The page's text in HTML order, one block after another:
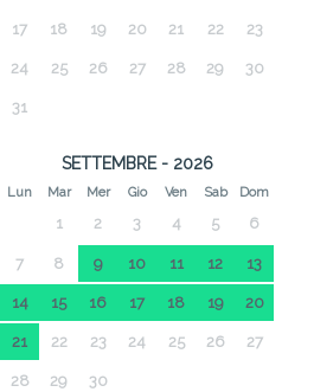
17 18 19 20 21 22 23
24 25 26 27 28 29 30
31
SETTEMBRE - 2026
Lun Mar Mer Gio Ven Sab Dom
1 2 3 4 5 6
7 8 9 10 11 12 13
14 15 16 17 18 19 20
21 22 23 24 25 26 27
28 29 30